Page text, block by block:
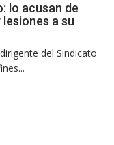
lo acusan de
a su
del Sindicato